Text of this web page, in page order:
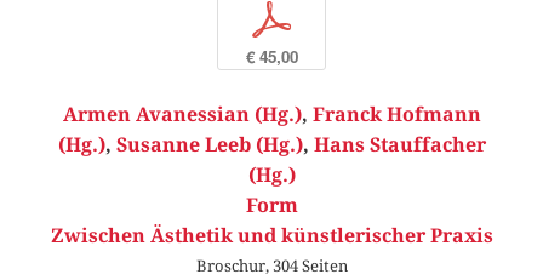
p
€ 45,00
Armen Avanessian (Hg.), Franck Hofmann
(Hg.), Susanne Leeb (Hg.), Hans Stauffacher
(Hg.)
Form
Zwischen Ästhetik und künstlerischer Praxis
Broschur, 304 Seiten